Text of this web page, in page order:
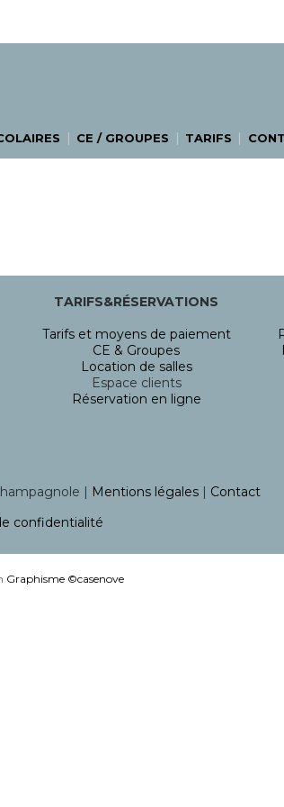
| CE / GROUPES | TARIFS |
TARIFS&RÉSERVATIONS
Tarifs et moyens de paiement
CE & Groupes
Location de salles
Espace clients
Réservation en ligne
| Mentions légales| Contact
confidentialité
Graphisme ©casenove